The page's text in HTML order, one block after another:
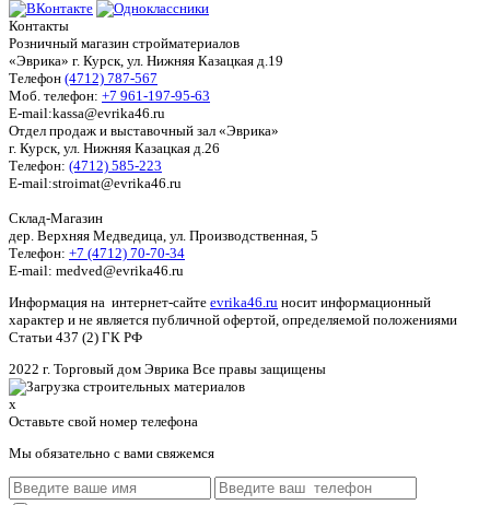
Контакты
Розничный магазин стройматериалов
«Эврика» г. Курск, ул. Нижняя Казацкая д.19
Телефон (4712) 787-567
Моб. телефон: +7 961-197-95-63
E-mail:kassa@evrika46.ru
Отдел продаж и выставочный зал «Эврика»
г. Курск, ул. Нижняя Казацкая д.26
Телефон: (4712) 585-223
E-mail:stroimat@evrika46.ru
Склад-Магазин
дер. Верхняя Медведица, ул. Производственная, 5
Телефон: +7 (4712) 70-70-34
E-mail: medved@evrika46.ru
Информация на интернет-сайте evrika46.ru носит информационный
характер и не является публичной офертой, определяемой положениями
Статьи 437 (2) ГК РФ
2022 г. Торговый дом Эврика Все правы защищены
x
Оставьте свой номер телефона
Мы обязательно с вами свяжемся